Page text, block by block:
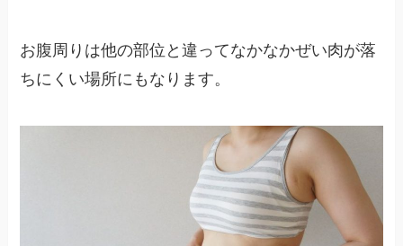
お腹周りは他の部位と違ってなかなかぜい肉が落
ちにくい場所にもなります。